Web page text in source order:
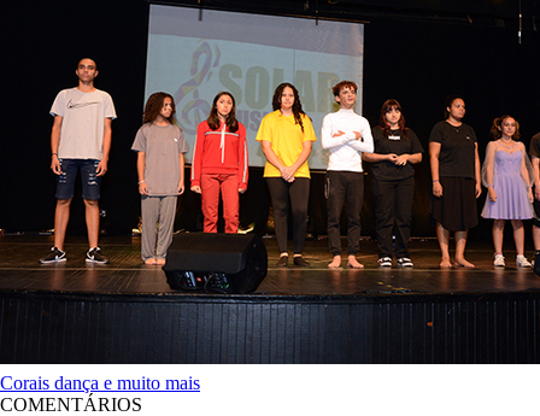
Corais dança e muito mais
COMENTÁRIOS